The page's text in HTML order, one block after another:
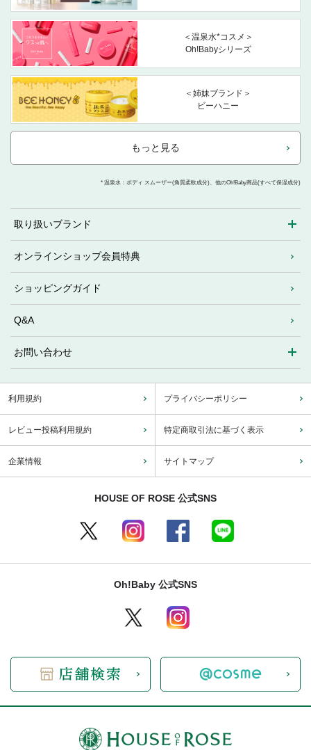
＜温泉水*コスメ＞
Oh!Babyシリーズ
＜姉妹ブランド＞
ビーハニー
もっと見る
* 温泉水：ボディ スムーザー(角質柔軟成分)、他のOh!Baby商品(すべて保湿成分)
取り扱いブランド
オンラインショップ会員特典
ショッピングガイド
Q&A
お問い合わせ
利用規約 プライバシーポリシー
レビュー投稿利用規約 特定商取引法に基づく表示
企業情報 サイトマップ
HOUSE OF ROSE 公式SNS
Oh!Baby 公式SNS